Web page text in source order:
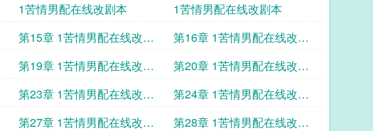
1苦情男配在线改剧本
1苦情男配在线改剧本
第15章 1苦情男配在线改剧
本
第16章 1苦情男配在线改剧
本
第19章 1苦情男配在线改剧
本
第20章 1苦情男配在线改剧
本
第23章 1苦情男配在线改剧
本
第24章 1苦情男配在线改剧
本
第27章 1苦情男配在线改剧
第28章 1苦情男配在线改剧